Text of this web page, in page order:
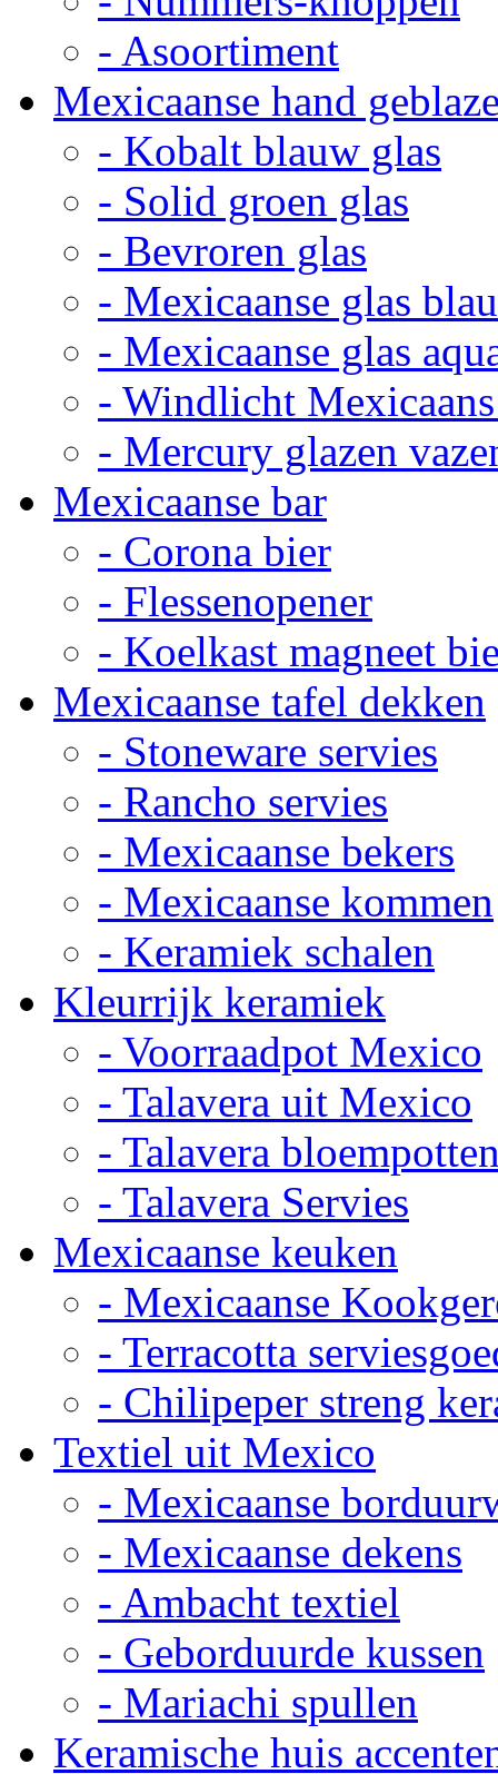
- Asoortiment
Mexicaanse hand
- Kobalt blauw glas
- Solid groen glas
- Bevroren glas
- Mexicaanse glas
- Mexicaanse glas
- Windlicht
- Mercury glazen
Mexicaanse bar
- Corona bier
- Flessenopener
- Koelkast magneet
Mexicaanse tafel dekken
- Stoneware servies
- Rancho servies
- Mexicaanse bekers
- Mexicaanse kommen
- Keramiek schalen
Kleurrijk keramiek
- Voorraadpot Mexico
- Talavera uit Mexico
- Talavera
- Talavera Servies
Mexicaanse keuken
- Mexicaanse
- Terracotta
- Chilipeper streng
Textiel uit Mexico
- Mexicaanse
- Mexicaanse dekens
- Ambacht textiel
- Geborduurde kussen
- Mariachi spullen
Keramische huis